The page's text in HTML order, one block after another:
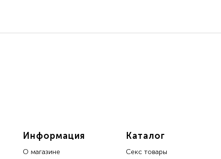
Каталог
Секс товары
Информация
О магазине